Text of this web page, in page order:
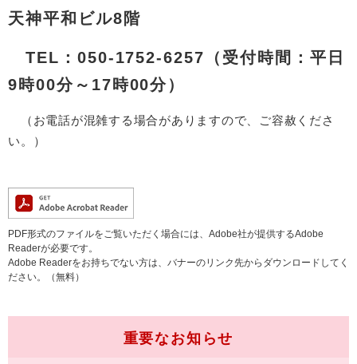
天神平和ビル8階
TEL：050-1752-6257（受付時間：平日
9時00分～17時00分）
（お電話が混雑する場合がありますので、ご容赦くださ
い。）
PDF形式のファイルをご覧いただく場合には、Adobe社が提供するAdobe
Readerが必要です。
Adobe Readerをお持ちでない方は、バナーのリンク先からダウンロードしてく
ださい。（無料）
重要なお知らせ